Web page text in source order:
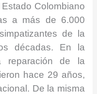
Colombiano
a más de 6.000
de la
décadas. En la
reparación de la
hace 29 años,
De la misma